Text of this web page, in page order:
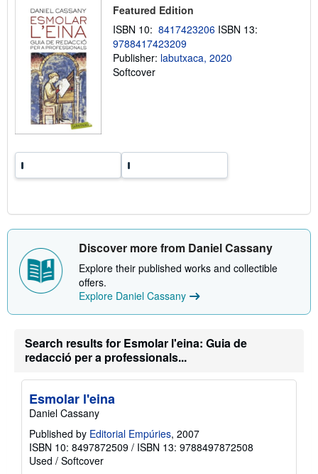
p
i
n
g
Featured Edition
ISBN 10: 8417423206 ISBN 13:
9788417423209
Publisher: labutxaca, 2020
Softcover
Discover more from Daniel Cassany
Explore their published works and collectible
offers.
Explore Daniel Cassany
Search results for Esmolar l'eina: Guia de
redacció per a professionals...
Esmolar l'eina
Daniel Cassany
Published by Editorial Empúries, 2007
ISBN 10: 8497872509 / ISBN 13: 9788497872508
Used / Softcover